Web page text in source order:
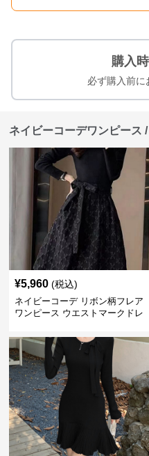
購入
必ず購入前に
ネイビーコーデワンピース
¥5,960 (税込)
ネイビーコーデ リボン柄フレア
ワンピース ウエストマークドレ